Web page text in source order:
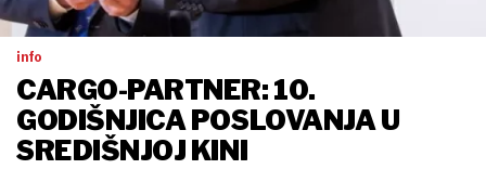
info
CARGO-PARTNER: 10.
GODIŠNJICA POSLOVANJA U
SREDIŠNJOJ KINI